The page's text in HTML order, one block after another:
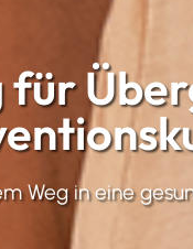
Weg in eine